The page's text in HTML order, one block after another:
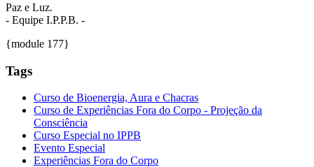
Paz e Luz.
- Equipe I.P.P.B. -
{module 177}
Tags
Curso de Bioenergia, Aura e Chacras
Curso de Experiências Fora do Corpo - Projeção da
Consciência
Curso Especial no IPPB
Evento Especial
Experiências Fora do Corpo